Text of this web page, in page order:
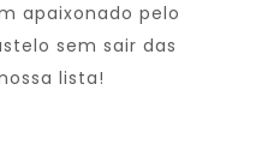
apaixonado pelo
sem sair das
lista!